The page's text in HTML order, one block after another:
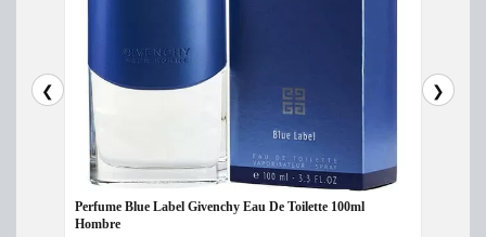
❮
Perfume Blue Label Givenchy Eau De Toilette 100ml
Hombre
❯